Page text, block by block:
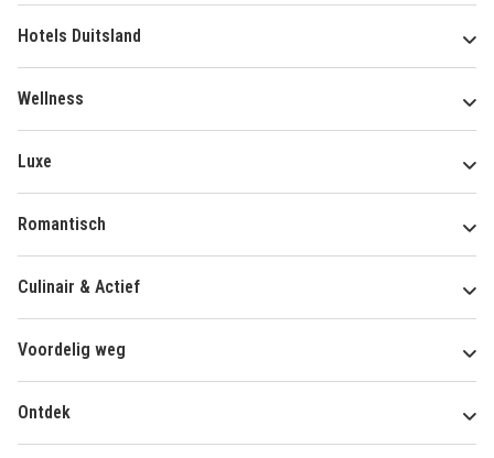
Hotels Duitsland
Wellness
Luxe
Romantisch
Culinair & Actief
Voordelig weg
Ontdek